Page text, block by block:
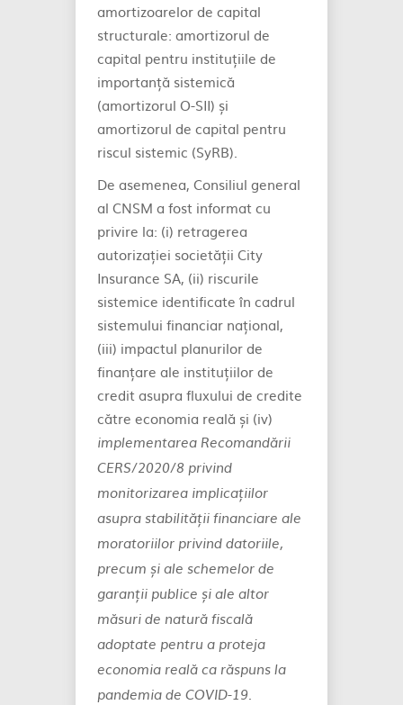
amortizoarelor de capital
structurale: amortizorul de
capital pentru instituțiile de
importanță sistemică
(amortizorul O-SII) și
amortizorul de capital pentru
riscul sistemic (SyRB).
De asemenea, Consiliul general
al CNSM a fost informat cu
privire la: (i) retragerea
autorizației societății City
Insurance SA, (ii) riscurile
sistemice identificate în cadrul
sistemului financiar național,
(iii) impactul planurilor de
finanțare ale instituțiilor de
credit asupra fluxului de credite
către economia reală și (iv)
implementarea Recomandării
CERS/2020/8 privind
monitorizarea implicațiilor
asupra stabilității financiare ale
moratoriilor privind datoriile,
precum și ale schemelor de
garanții publice și ale altor
măsuri de natură fiscală
adoptate pentru a proteja
economia reală ca răspuns la
pandemia de COVID-19.